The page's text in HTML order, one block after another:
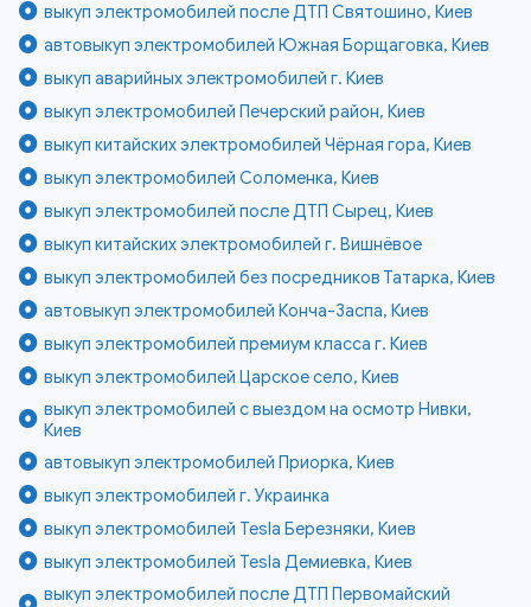
выкуп электромобилей после ДТП Святошино, Киев
автовыкуп электромобилей Южная Борщаговка, Киев
выкуп аварийных электромобилей г. Киев
выкуп электромобилей Печерский район, Киев
выкуп китайских электромобилей Чёрная гора, Киев
выкуп электромобилей Соломенка, Киев
выкуп электромобилей после ДТП Сырец, Киев
выкуп китайских электромобилей г. Вишнёвое
выкуп электромобилей без посредников Татарка, Киев
автовыкуп электромобилей Конча-Заспа, Киев
выкуп электромобилей премиум класса г. Киев
выкуп электромобилей Царское село, Киев
выкуп электромобилей с выездом на осмотр Нивки,
Киев
автовыкуп электромобилей Приорка, Киев
выкуп электромобилей г. Украинка
выкуп электромобилей Tesla Березняки, Киев
выкуп электромобилей Tesla Демиевка, Киев
выкуп электромобилей после ДТП Первомайский